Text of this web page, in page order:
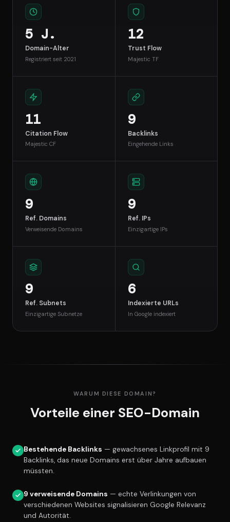
5 J.
Domain-Alter
Registriert seit 2021
12
Trust Flow
Majestic TF
11
Citation Flow
Majestic CF
9
Backlinks
Eingehende Links
9
Ref. Domains
Verweisende Domains
9
Ref. IPs
Einzigartige IPs
9
Ref. Subnets
Einzigartige Subnetze
6
Indexierte URLs
In Google indexiert
WARUM DIESE DOMAIN?
Vorteile einer SEO-Domain
Bestehende Backlinks — gewachsenes Linkprofil mit 9
Backlinks, das neue Domains erst über Jahre aufbauen
müssten.
9 verweisende Domains — echte Verlinkungen von
verschiedenen Websites signalisieren Google Relevanz
und Autorität.